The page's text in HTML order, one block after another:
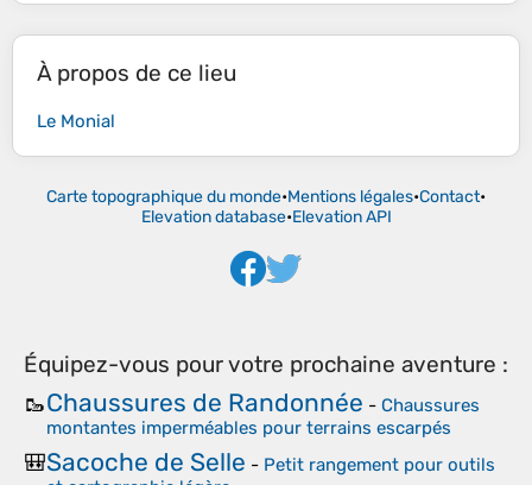
À propos de ce lieu
Le Monial
Carte topographique du monde•Mentions légales•Contact•
Elevation database•Elevation API
Équipez-vous pour votre prochaine aventure :
🥾Chaussures de Randonnée - Chaussures
montantes imperméables pour terrains escarpés
🎒Sacoche de Selle - Petit rangement pour outils